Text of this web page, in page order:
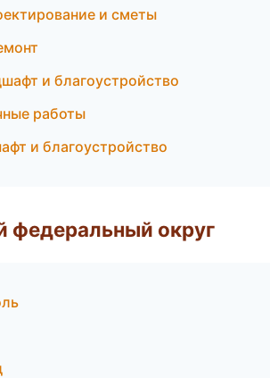
и сметы
и благоустройство
работы
и благоустройство
федеральный округ